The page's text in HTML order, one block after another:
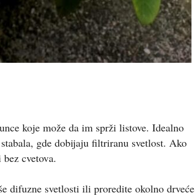
koje može da im sprži listove. Idealno
gde dobijaju filtriranu svetlost. Ako
cvetova.
difuzne svetlosti ili proredite okolno drveće